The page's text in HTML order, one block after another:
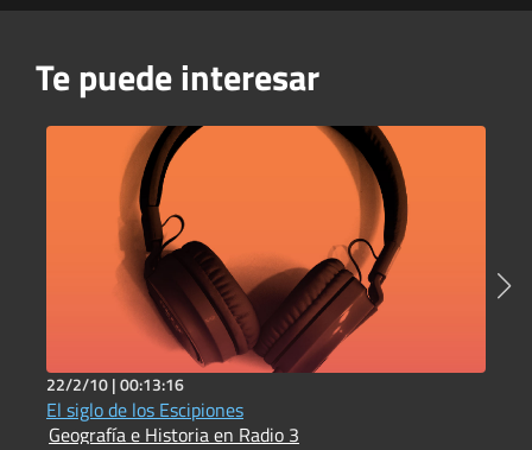
Te puede interesar
22/2/10 |00:13:16
El siglo de los Escipiones
Geografía e Historia en Radio 3